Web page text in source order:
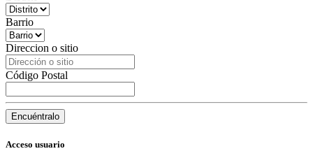
Barrio
Direccion o sitio
Código Postal
Encuéntralo
Acceso usuario